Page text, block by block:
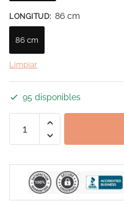
LONGITUD: 86 cm
86 cm
Limpiar
95 disponibles
Ibicenco
Turquesa
cantidad